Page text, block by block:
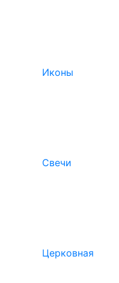
Иконы
Свечи
Церковная